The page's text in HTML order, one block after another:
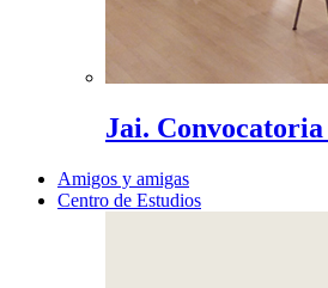
Jai. Convocatoria
Amigos y amigas
Centro de Estudios